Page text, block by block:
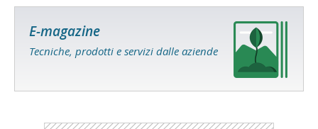
E-magazine
Tecniche, prodotti e servizi dalle aziende